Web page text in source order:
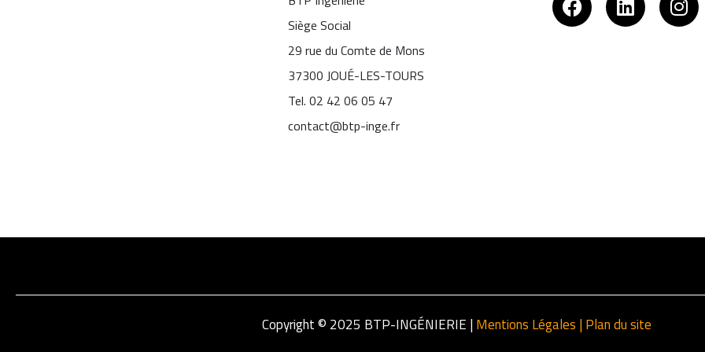
Siège Social
29 rue du Comte de Mons
37300 JOUÉ-LES-TOURS
Tel. 02 42 06 05 47
contact@btp-inge.fr
Copyright © 2025 BTP-INGÉNIERIE | Mentions Légales | Plan du site